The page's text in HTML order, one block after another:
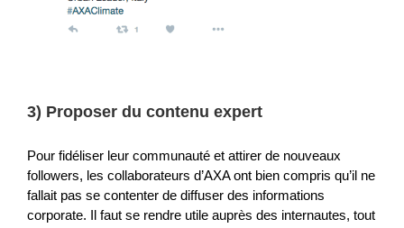
3) Proposer du contenu expert
Pour fidéliser leur communauté et attirer de nouveaux
followers, les collaborateurs d’AXA ont bien compris qu’il ne
fallait pas se contenter de diffuser des informations
corporate. Il faut se rendre utile auprès des internautes, tout